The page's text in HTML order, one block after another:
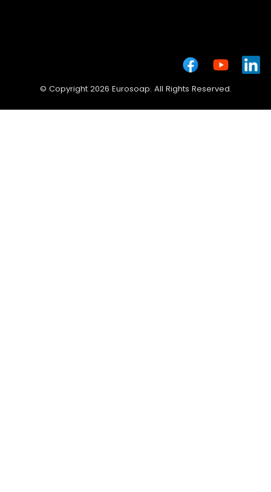
© Copyright 2026 Eurosoap. All Rights Reserved.